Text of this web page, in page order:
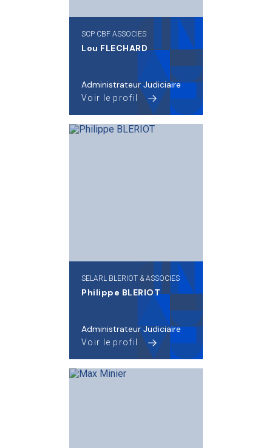
SCP CBF ASSOCIES
Lou FLECHARD
Administrateur Judiciaire
Voir le profil
SELARL BLERIOT & ASSOCIES
Philippe BLERIOT
Administrateur Judiciaire
Voir le profil